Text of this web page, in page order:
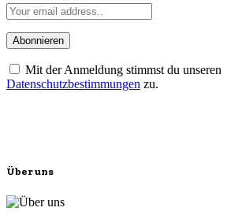
Mit der Anmeldung stimmst du unseren
Datenschutzbestimmungen zu.
Über uns